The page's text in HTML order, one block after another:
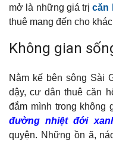
mở là những giá trịcăn
thuê mang đến cho
Không gian
Nằm kế bên sông Sài
dậy, cư dân thuê căn
đắm mình trong không
đường nhiệt đới
quyện. Những ồn ã,